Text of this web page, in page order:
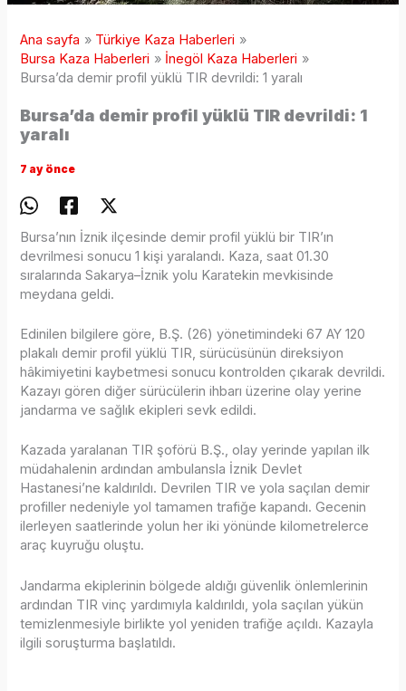
Ana sayfa
Türkiye Kaza Haberleri
Bursa Kaza Haberleri
İnegöl Kaza Haberleri
Bursa’da demir profil yüklü TIR devrildi: 1 yaralı
Bursa’da demir profil yüklü TIR devrildi: 1
yaralı
7 ay önce
Bursa’nın İznik ilçesinde demir profil yüklü bir TIR’ın
devrilmesi sonucu 1 kişi yaralandı. Kaza, saat 01.30
sıralarında Sakarya–İznik yolu Karatekin mevkisinde
meydana geldi.
Edinilen bilgilere göre, B.Ş. (26) yönetimindeki 67 AY 120
plakalı demir profil yüklü TIR, sürücüsünün direksiyon
hâkimiyetini kaybetmesi sonucu kontrolden çıkarak devrildi.
Kazayı gören diğer sürücülerin ihbarı üzerine olay yerine
jandarma ve sağlık ekipleri sevk edildi.
Kazada yaralanan TIR şoförü B.Ş., olay yerinde yapılan ilk
müdahalenin ardından ambulansla İznik Devlet
Hastanesi’ne kaldırıldı. Devrilen TIR ve yola saçılan demir
profiller nedeniyle yol tamamen trafiğe kapandı. Gecenin
ilerleyen saatlerinde yolun her iki yönünde kilometrelerce
araç kuyruğu oluştu.
Jandarma ekiplerinin bölgede aldığı güvenlik önlemlerinin
ardından TIR vinç yardımıyla kaldırıldı, yola saçılan yükün
temizlenmesiyle birlikte yol yeniden trafiğe açıldı. Kazayla
ilgili soruşturma başlatıldı.